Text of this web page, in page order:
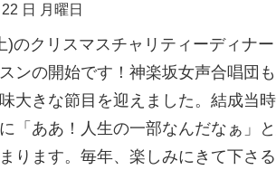
日 月曜日
)のクリスマスチャリティーディナ
ンの開始です！神楽坂女声合唱団
大きな節目を迎えました。結成当
「ああ！人生の一部なんだなぁ」
ります。毎年、楽しみにきて下さ